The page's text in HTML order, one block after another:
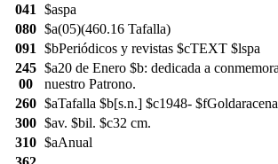
041
$aspa
080 $a(05)(460.16 Tafalla)
091
$bPeriódicos y revistas $cTEXT $lspa
245
00
$a20 de Enero $b: dedicada a
nuestro Patrono.
260 $aTafalla $b[s.n.] $c1948-
300 $av. $bil. $c32 cm.
310 $aAnual